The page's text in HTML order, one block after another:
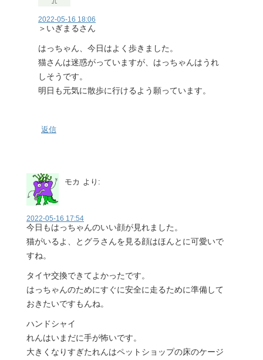
2022-05-16 18:06
＞いぎまるさん
はっちゃん、今日はよく歩きました。
猫さんは迷惑がっていますが、はっちゃんはうれ
しそうです。
明日も元気に散歩に行けるよう願っています。
返信
モカ より:
2022-05-16 17:54
今日もはっちゃんのいい顔が見れました。
猫がいるよ、とグラさんを見る顔はほんとに可愛いで
すね。
タイヤ交換できてよかったです。
はっちゃんのためにすぐに安全に走るために準備して
おきたいですもんね。
ハンドシャイ
れんはいまだに手が怖いです。
大きくなりすぎたれんはペットショップの床のケージ